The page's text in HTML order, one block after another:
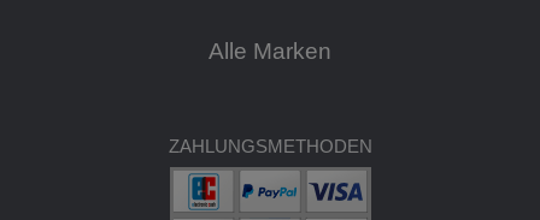
Alle Marken
ZAHLUNGSMETHODEN